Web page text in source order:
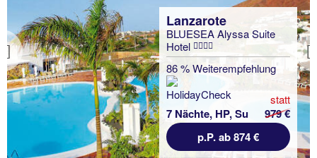
Previous
Lanzarote
BLUESEA Alyssa Suite
Hotel
86 % Weiterempfehlung
7 Nächte, HP, Su
statt
979 €
p.P. ab 874 €